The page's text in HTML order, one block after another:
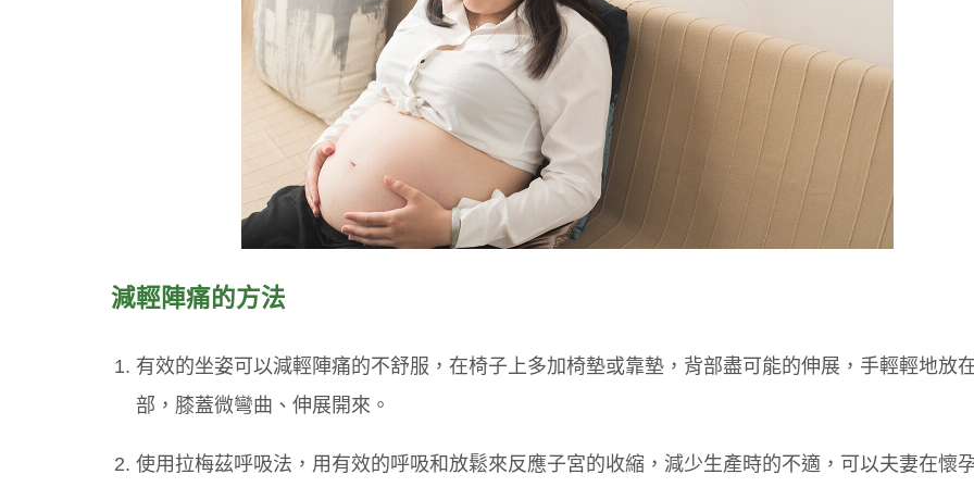
減輕陣痛的方法
有效的坐姿可以減輕陣痛的不舒服，在椅子上多加椅墊或靠墊，背部盡可能的伸展，手輕輕地放
部，膝蓋微彎曲、伸展開來。
使用拉梅茲呼吸法，用有效的呼吸和放鬆來反應子宮的收縮，減少生產時的不適，可以夫妻在懷